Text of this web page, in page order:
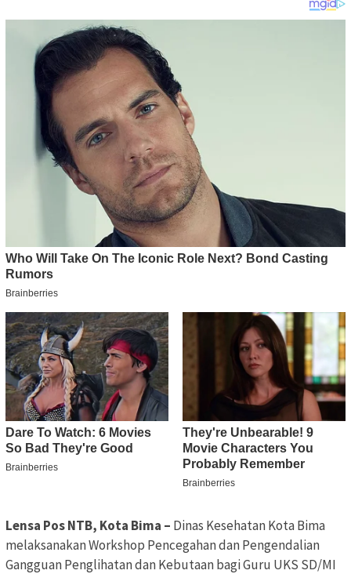
Lensa Pos NTB, Kota Bima – Dinas Kesehatan Kota Bima
melaksanakan Workshop Pencegahan dan Pengendalian
Gangguan Penglihatan dan Kebutaan bagi Guru UKS SD/MI